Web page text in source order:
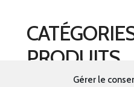
Gérer le
PRODUITS